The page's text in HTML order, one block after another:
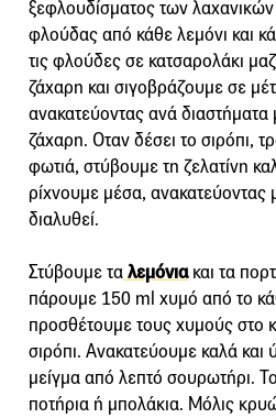
ξεφλουδίσµατος των
φλούδας από κάθε λεµόνι και
τις φλούδες σε κατσαρολάκι
ζάχαρη και σιγοβράζουμε σε
ανακατεύοντας ανά διαστήματα
ζάχαρη. Οταν δέσει το σιρόπι,
φωτιά, στύβουμε τη ζελατίνη
ρίχνουμε µέσα, ανακατεύοντας
διαλυθεί.
Στύβουμε ταλεµόνιακαι τα
πάρουμε 150 ml χυµό από το
προσθέτουμε τους χυµούς στο
σιρόπι. Ανακατεύουμε καλά και
μείγμα από λεπτό σουρωτήρι.
ποτήρια ή µπολάκια. Μόλις